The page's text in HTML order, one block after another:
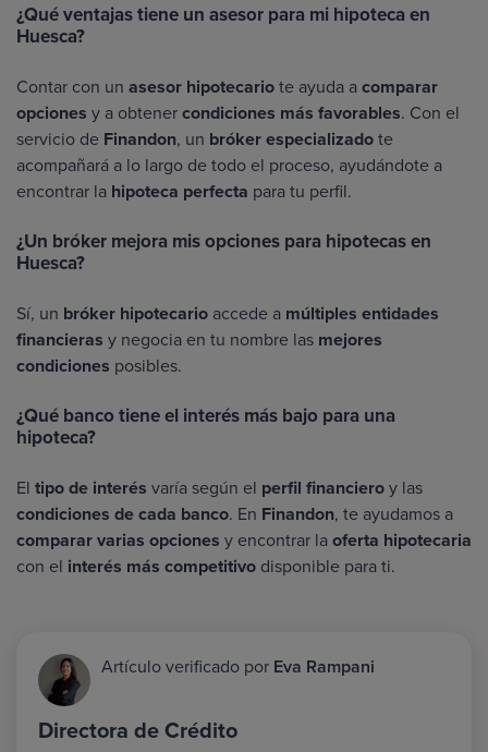
¿Qué ventajas tiene un asesor para mi hipoteca en
Huesca?
Contar con un asesor hipotecariote ayuda acomparar
opciones y a obtenercondiciones más favorables. Con el
servicio de Finandon, un bróker especializadote
acompañará a lo largo de todo el proceso, ayudándote a
encontrar la hipoteca perfecta para tu perfil.
¿Un bróker mejora mis opciones para hipotecas en
Huesca?
Sí, un bróker hipotecario accede a múltiples entidades
financieras y negocia en tu nombre las mejores
condiciones posibles.
¿Qué banco tiene el interés más bajo para una
hipoteca?
El tipo de interés varía según el perfil financieroy las
condiciones de cada banco. En Finandon, te ayudamos a
comparar varias opciones y encontrar laoferta hipotecaria
con el interés más competitivo disponible para ti.
Artículo verificado por Eva Rampani
Directora de Crédito